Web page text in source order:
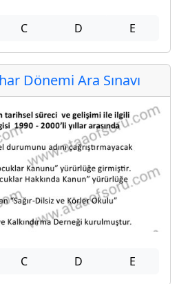
C D E
Dönemi Ara Sınavı
C D E